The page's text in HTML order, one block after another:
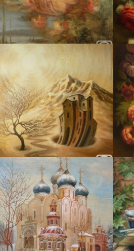
Истоки на карте Подольска — Яндекс Карты